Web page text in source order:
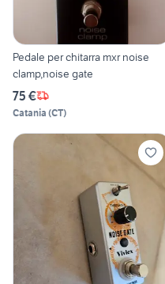
Pedale per chitarra mxr noise
clamp,noise gate
75 €
Catania (CT)